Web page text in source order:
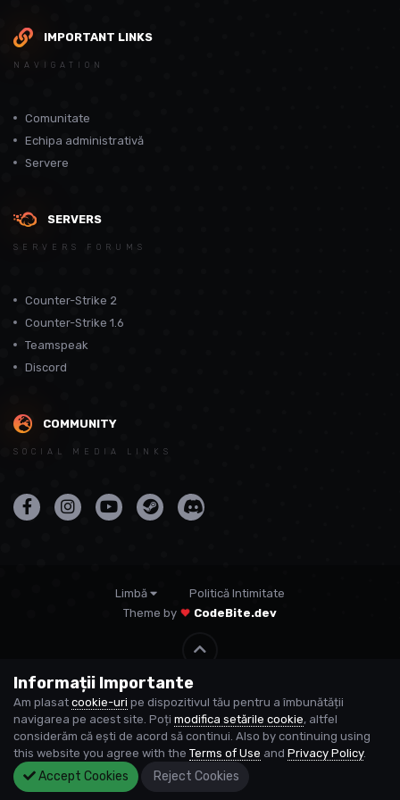
IMPORTANT LINKS
NAVIGATION
Comunitate
Echipa administrativă
Servere
SERVERS
SERVERS FORUMS
Counter-Strike 2
Counter-Strike 1.6
Teamspeak
Discord
COMMUNITY
SOCIAL MEDIA LINKS
Limbă
Politică Intimitate
Theme by
CodeBite.dev
© USP
Powered by Invision Community
Informații Importante
Am plasat cookie-uri pe dispozitivul tău pentru a îmbunătății
navigarea pe acest site. Poți modifica setările cookie, altfel
considerăm că ești de acord să continui. Also by continuing using
this website you agree with the Terms of Use and Privacy Policy.
Accept Cookies Reject Cookies